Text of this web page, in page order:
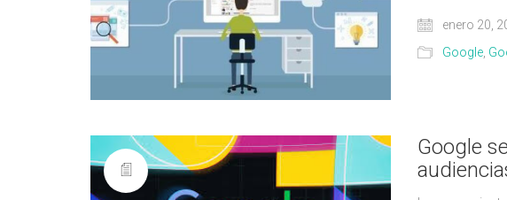
enero 20,
Google
Google